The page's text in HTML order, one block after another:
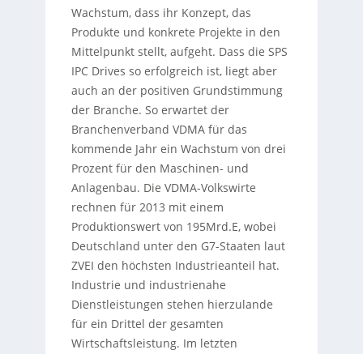
Wachstum, dass ihr Konzept, das
Produkte und konkrete Projekte in den
Mittelpunkt stellt, aufgeht. Dass die SPS
IPC Drives so erfolgreich ist, liegt aber
auch an der positiven Grundstimmung
der Branche. So erwartet der
Branchenverband VDMA für das
kommende Jahr ein Wachstum von drei
Prozent für den Maschinen- und
Anlagenbau. Die VDMA-Volkswirte
rechnen für 2013 mit einem
Produktionswert von 195Mrd.E, wobei
Deutschland unter den G7-Staaten laut
ZVEI den höchsten Industrieanteil hat.
Industrie und industrienahe
Dienstleistungen stehen hierzulande
für ein Drittel der gesamten
Wirtschaftsleistung. Im letzten